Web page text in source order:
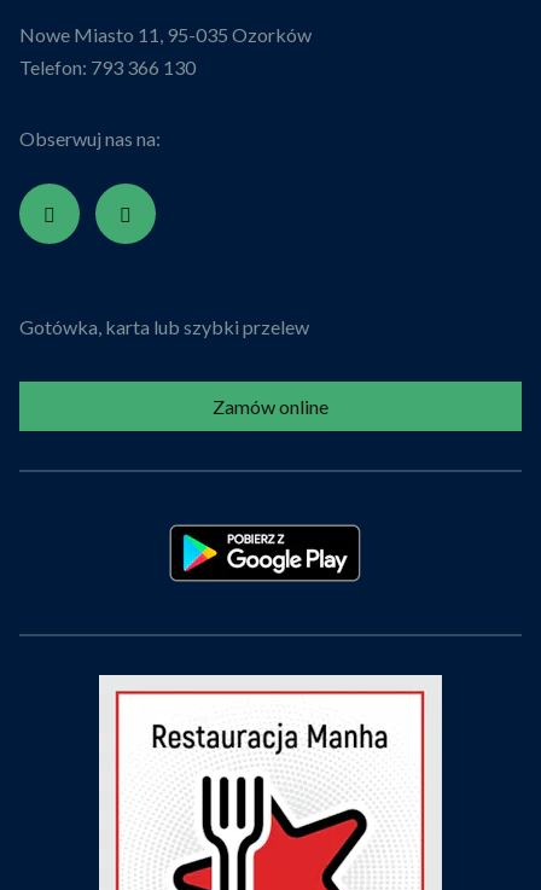
Nowe Miasto 11, 95-035 Ozorków
Telefon: 793 366 130
Obserwuj nas na:
Gotówka, karta lub szybki przelew
Zamów online